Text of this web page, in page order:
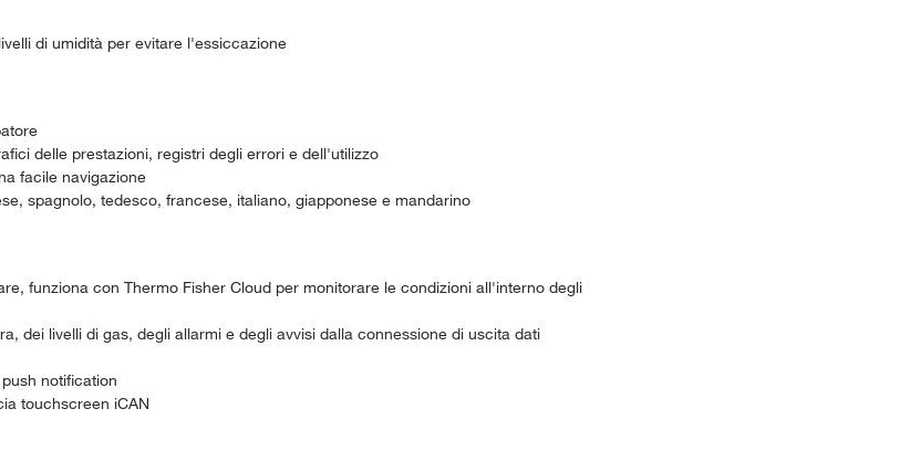
di umidità per evitare l'essiccazione
delle prestazioni, registri degli errori e dell'utilizzo
facile navigazione
spagnolo, tedesco, francese, italiano, giapponese e mandarino
funziona con Thermo Fisher Cloud per monitorare le condizioni all'interno degli
dei livelli di gas, degli allarmi e degli avvisi dalla connessione di uscita dati
notification
touchscreen iCAN